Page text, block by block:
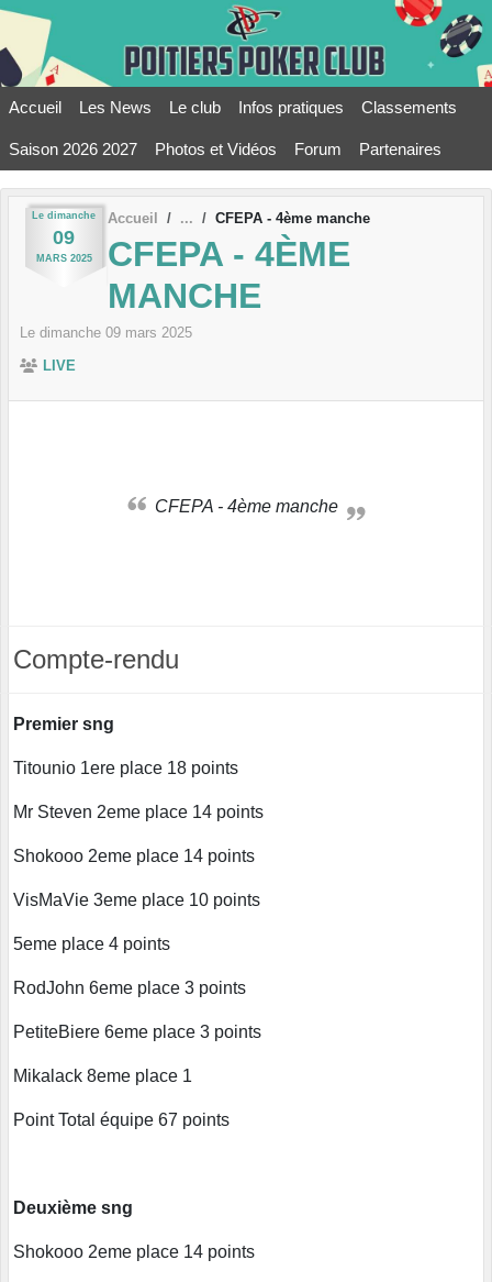
Accueil Les News Le club Infos pratiques Classements
Saison 2026 2027 Photos et Vidéos Forum Partenaires
Le dimanche
09
MARS 2025
Accueil CFEPA - 4ème manche
CFEPA - 4ÈME
MANCHE
Le dimanche 09 mars 2025
LIVE
CFEPA - 4ème manche
Compte-rendu
Premier sng
Titounio 1ere place 18 points
Mr Steven 2eme place 14 points
Shokooo 2eme place 14 points
VisMaVie 3eme place 10 points
5eme place 4 points
RodJohn 6eme place 3 points
PetiteBiere 6eme place 3 points
Mikalack 8eme place 1
Point Total équipe 67 points
Deuxième sng
Shokooo 2eme place 14 points
Panneau de gestion des cookies